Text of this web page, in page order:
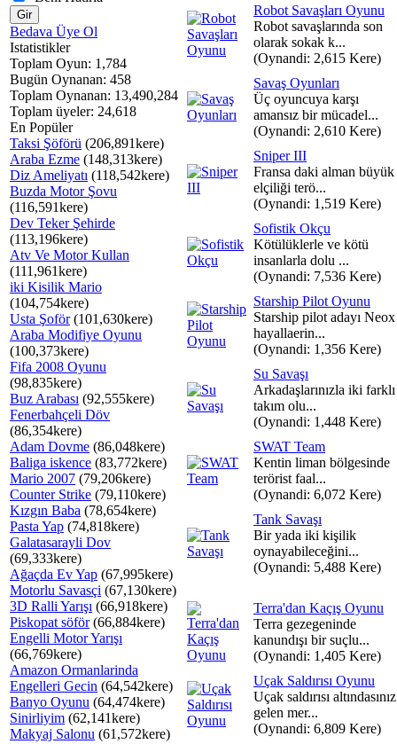
Bedava Üye Ol
Istatistikler
Toplam Oyun: 1,784
Bugün Oynanan: 458
Toplam Oynanan: 13,490,284
Toplam üyeler: 24,618
En Popüler
Taksi Şöförü (206,891kere)
Araba Ezme (148,313kere)
Diz Ameliyatı (118,542kere)
Buzda Motor Şovu
(116,591kere)
Dev Teker Şehirde
(113,196kere)
Atv Ve Motor Kullan
(111,961kere)
iki Kisilik Mario
(104,754kere)
Usta Şoför(101,630kere)
Araba Modifiye Oyunu
(100,373kere)
Fifa 2008 Oyunu
(98,835kere)
Buz Arabası (92,555kere)
Fenerbahçeli Döv
(86,354kere)
Adam Dovme (86,048kere)
Baliga iskence (83,772kere)
Mario 2007 (79,206kere)
Counter Strike (79,110kere)
Kızgın Baba (78,654kere)
Pasta Yap (74,818kere)
Galatasarayli Dov
(69,333kere)
Ağaçda Ev Yap (67,995kere)
Motorlu Savasçi (67,130kere)
3D Ralli Yarışı (66,918kere)
Piskopat söför(66,884kere)
Engelli Motor Yarışı
(66,769kere)
Amazon Ormanlarinda
Engelleri Gecin (64,542kere)
Banyo Oyunu (64,474kere)
Sinirliyim (62,141kere)
Makyaj Salonu (61,572kere)
Robot Savaşları Oyunu
Robot savaşlarında son
olarak sokak k...
(Oynandi: 2,615 Kere)
Savaş Oyunları
Üç oyuncuya karşı
amansız bir mücadel...
(Oynandi: 2,610 Kere)
Sniper III
Fransa daki alman büyük
elçiliği terö...
(Oynandi: 1,519 Kere)
Sofistik Okçu
Kötülüklerle ve kötü
insanlarla dolu ...
(Oynandi: 7,536 Kere)
Starship Pilot Oyunu
Starship pilot adayı Neox
hayallaerin...
(Oynandi: 1,356 Kere)
Su Savaşı
Arkadaşlarınızla iki farklı
takım olu...
(Oynandi: 1,448 Kere)
SWAT Team
Kentin liman bölgesinde
terörist faal...
(Oynandi: 6,072 Kere)
Tank Savaşı
Bir yada iki kişilik
oynayabileceğini...
(Oynandi: 5,488 Kere)
Terra'dan Kaçış Oyunu
Terra gezegeninde
kanundışı bir suçlu...
(Oynandi: 1,405 Kere)
Uçak Saldırısı Oyunu
Uçak saldırısı altındasınız
gelen mer...
(Oynandi: 6,809 Kere)